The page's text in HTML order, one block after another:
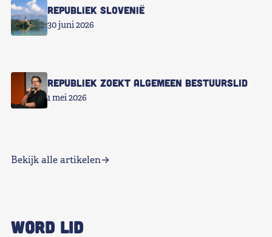
Republiek Slovenië
30 juni 2026
Republiek zoekt Algemeen Bestuurslid
1 mei 2026
Bekijk alle artikelen
WORD LID